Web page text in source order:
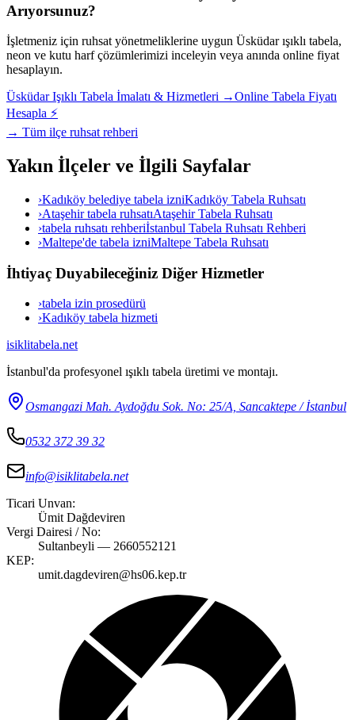
Arıyorsunuz?
İşletmeniz için ruhsat yönetmeliklerine uygun Üsküdarışıklı tabela,
neon ve kutu harf çözümlerimizi inceleyin veya anında online fiyat
hesaplayın.
ÜsküdarIşıklı Tabela İmalatı & Hizmetleri →Online Tabela Fiyatı
Hesapla ⚡
→ Tüm ilçe ruhsat rehberi
Yakın İlçeler ve İlgili Sayfalar
›Kadıköy belediye tabela izniKadıköy Tabela Ruhsatı
›Ataşehir tabela ruhsatıAtaşehir Tabela Ruhsatı
›tabela ruhsatı rehberiİstanbul Tabela Ruhsatı Rehberi
›Maltepe'de tabela izniMaltepe Tabela Ruhsatı
İhtiyaç Duyabileceğiniz Diğer Hizmetler
›tabela izin prosedürü
›Kadıköy tabela hizmeti
isiklitabela.net
İstanbul'da profesyonel ışıklı tabela üretimi ve montajı.
Osmangazi Mah. Aydoğdu Sok. No: 25/A, Sancaktepe / İstanbul
0532 372 39 32
info@isiklitabela.net
Ticari Unvan:
Ümit Dağdeviren
Vergi Dairesi / No:
Sultanbeyli — 2660552121
KEP:
umit.dagdeviren@hs06.kep.tr